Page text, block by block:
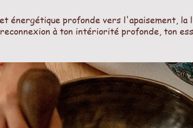
énergétique profonde vers l'apaisement, la
reconnexion à ton intériorité profonde, ton